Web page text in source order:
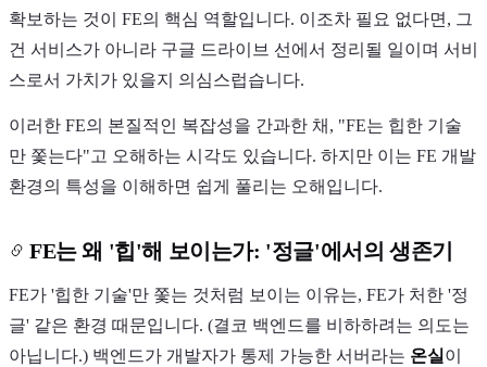
확보하는 것이 FE의 핵심 역할입니다. 이조차 필요 없다면, 그
건 서비스가 아니라 구글 드라이브 선에서 정리될 일이며 서비
스로서 가치가 있을지 의심스럽습니다.
이러한 FE의 본질적인 복잡성을 간과한 채, "FE는 힙한 기술
만 쫓는다"고 오해하는 시각도 있습니다. 하지만 이는 FE 개발
환경의 특성을 이해하면 쉽게 풀리는 오해입니다.
FE는 왜 '힙'해 보이는가: '정글'에서의 생존기
FE가 '힙한 기술'만 쫓는 것처럼 보이는 이유는, FE가 처한 '정
글' 같은 환경 때문입니다. (결코 백엔드를 비하하려는 의도는
아닙니다.) 백엔드가 개발자가 통제 가능한 서버라는 온실 이